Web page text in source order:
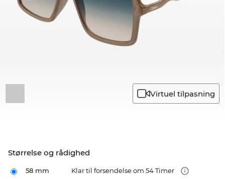
Virtuel tilpasning
Størrelse og rådighed
58 mm Klar til forsendelse om 54 Timer